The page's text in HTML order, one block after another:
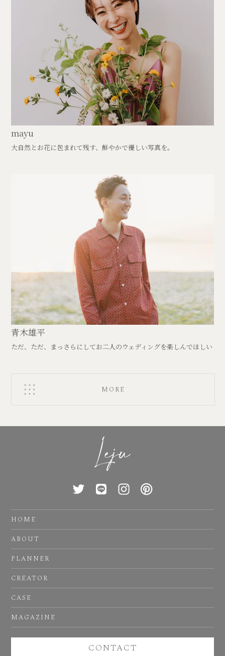
mayu
大自然とお花に包まれて残す、鮮やかで優しい写真を。
青木雄平
ただ、ただ、まっさらにしてお二人のウェディングを楽しんでほしい
MORE
HOME
ABOUT
PLANNER
CREATOR
CASE
MAGAZINE
CONTACT